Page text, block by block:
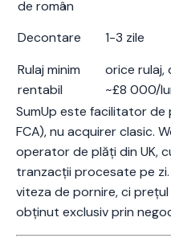
de român
Decontare
1-3 zile
Rulaj minim
rentabil
orice rulaj,
~£8 000/
SumUp este facilitator
FCA), nu acquirer clasic.
operator de plăți din UK,
tranzacții procesate pe
viteza de pornire, ci
obținut exclusiv prin